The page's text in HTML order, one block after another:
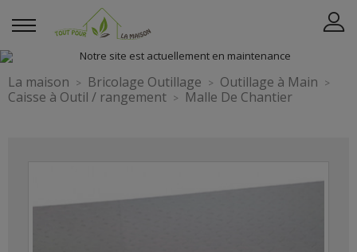
La maison Bricolage Outillage
Outillage à Main
Caisse à Outil / rangement
Malle De Chantier